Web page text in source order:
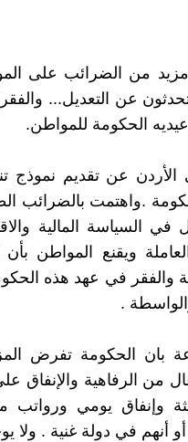
من الضرائب على
عن التعديل...
الحكومة للمواطن.
عن تقديم نموذج
.واهتمت بالضرائب
في السياسة المالية
ويقنع المواطن بأن
والفقر في عهد هذه
.
بان الحكومة تفرض
من الرفاهية والإنفاق
وإنفاق يومي
أنهم في دولة غنية . ولا